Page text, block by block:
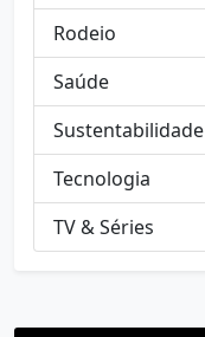
Rodeio
Saúde
Sustentabilidade
Tecnologia
TV & Séries